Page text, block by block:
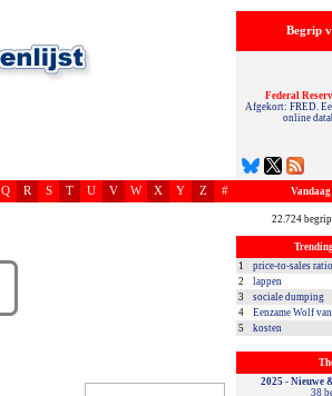
Q R S T U V W X Y Z #
Begrip
Federal
Afgekort: FRED.
online
22.724
1
price-to-sales ratio
2
lappen
3
sociale dumping
4
Eenzame Wolf
5
kosten
2025 - Nieuwe
38